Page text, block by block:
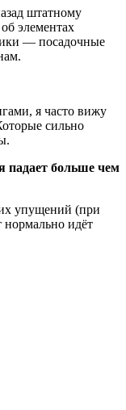
штатному
элементах
— посадочные
я часто вижу
сильно
падает больше чем
упущений (при
идёт